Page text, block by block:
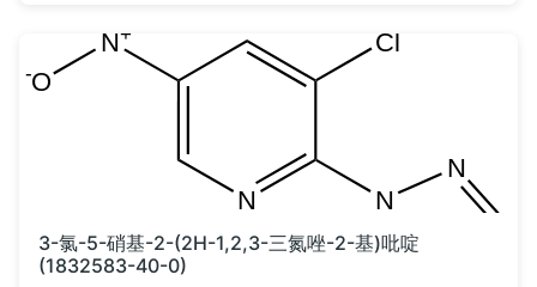
3-氯-5-硝基-2-(2H-1,2,3-三氮唑-2-基)吡啶
(1832583-40-0)